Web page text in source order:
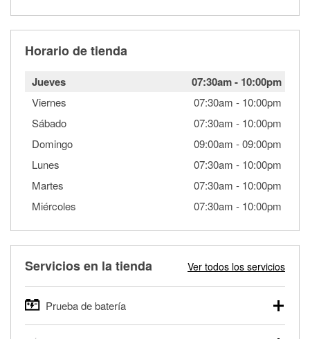
Horario de tienda
Jueves 07:30am- 10:00pm
Viernes 07:30am - 10:00pm
Sábado
07:30am - 10:00pm
Domingo
09:00am -09:00pm
Lunes
07:30am - 10:00pm
Martes
07:30am - 10:00pm
Miércoles
07:30am - 10:00pm
Servicios en la tienda Ver todos los servicios
Prueba de batería